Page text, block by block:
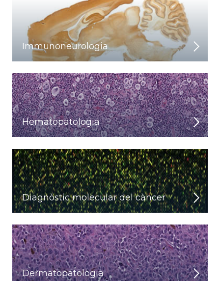
Immunoneurologia
Hematopatologia
Diagnòstic molecular del càncer
Dermatopatologia